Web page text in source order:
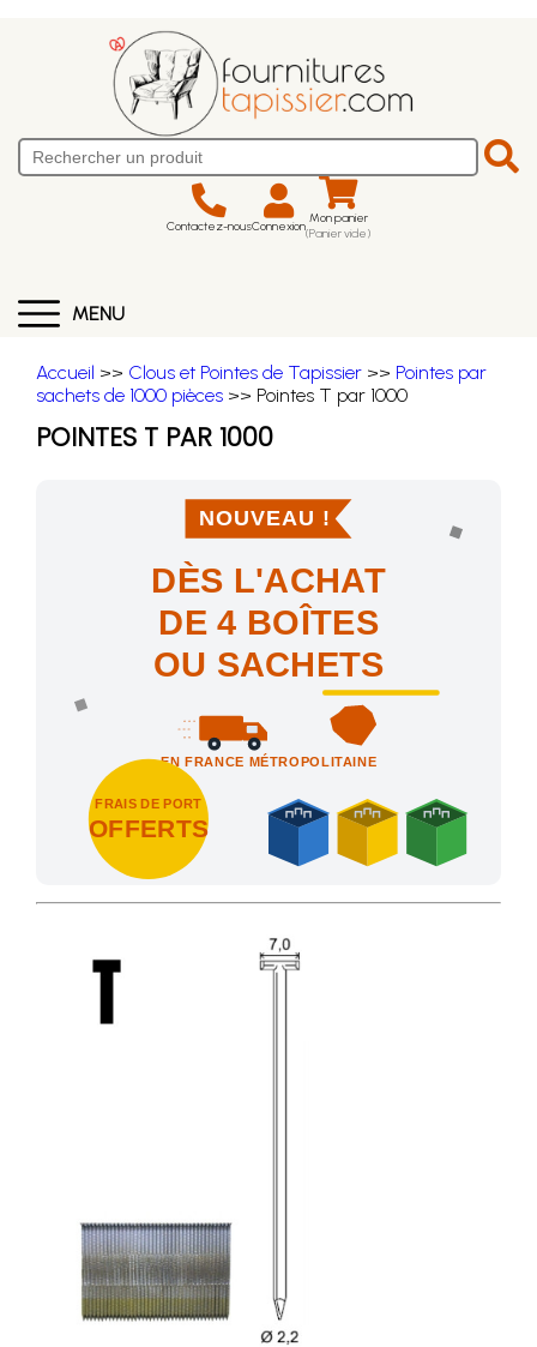
Contactez-nousConnexion Mon panier
(Panier vide)
MENU
Accueil >> Clous et Pointes de Tapissier >> Pointes par
sachets de 1000 pièces >> Pointes T par 1000
POINTES T PAR 1000
NOUVEAU !
DÈS L'ACHAT
DE 4 BOÎTES
OU SACHETS
EN FRANCE MÉTROPOLITAINE
FRAIS DE PORT
OFFERTS
Achetez 4 sachets ou boîtes d'agrafes ou de pointes et